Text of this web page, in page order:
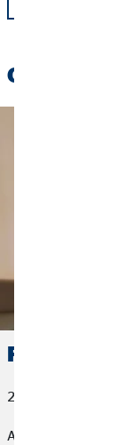
Olvassa el:
Fókuszban
2024. március 19.
A lakásbiztosítások